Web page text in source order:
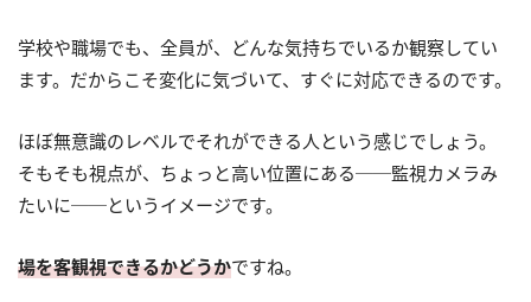
学校や職場でも、全員が、どんな気持ちでいるか観察してい
ます。だからこそ変化に気づいて、すぐに対応できるのです。
ほぼ無意識のレベルでそれができる人という感じでしょう。
そもそも視点が、ちょっと高い位置にある──監視カメラみ
たいに──というイメージです。
場を客観視できるかどうかですね。